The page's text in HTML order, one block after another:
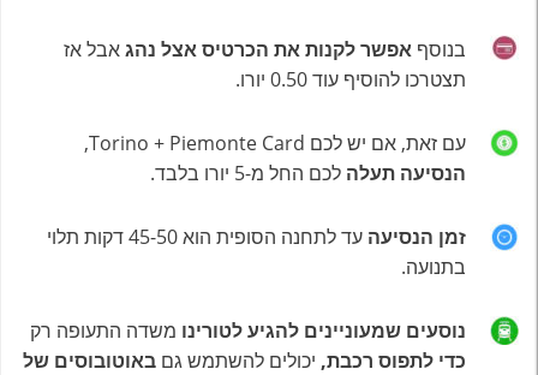
בנוסף אפשרלקנות את הכרטיס אצל נהגאבל אז
תצטרכו להוסיף עוד 0.50 יורו.
עם זאת, אם יש לכם Torino + Piemonte Card,
הנסיעה תעלה לכם החל מ-5 יורו בלבד.
זמן הנסיעה
עד לתחנה הסופית הוא 45-50 דקות תלוי
בתנועה.
נוסעים שמעוניינים להגיע לטורינו משדה התעופה רק
כדי לתפוס רכבת, יכולים להשתמש גם באוטובוסים של